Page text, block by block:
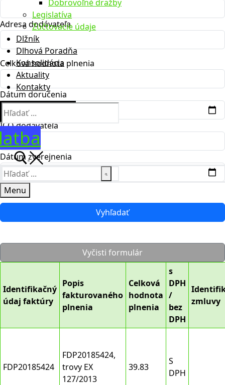
Dobrovoľné dražby
Legislatíva
Zúčtovacie údaje
Dlžník
Dlhová Poradňa
Konsolidácia
Aktuality
Kontakty
Hľadať:
Hľadať:
Menu
Adresa dodávateľa
Celková hodnota plnenia
Dátum doručenia
IČO dodávateľa
Dátum zverejnenia
Vyhľadať
Vyčisti formulár
Identifikačný
údaj faktúry
Popis
fakturovaného
plnenia
Celková
hodnota
plnenia
s
DPH
/
bez
DPH
zmluvy
FDP20185424
FDP20185424,
trovy EX
127/2013
39.83
S
DPH